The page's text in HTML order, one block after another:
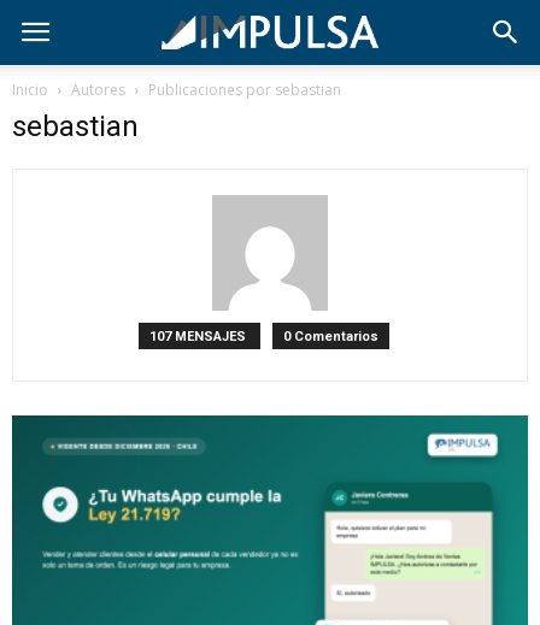
Inicio Autores Publicaciones por sebastian
sebastian
107 MENSAJES 0 Comentarios